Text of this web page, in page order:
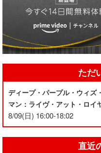
ただ
ディープ・パープル・ウィズ
マン：ライヴ・アット・ロイ
8/09(日) 16:00-18:02
直近